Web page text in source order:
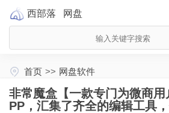
西部落 网盘
首页 >> 网盘软件
非常魔盒【一款专门为微商
PP，汇集了齐全的编辑工具